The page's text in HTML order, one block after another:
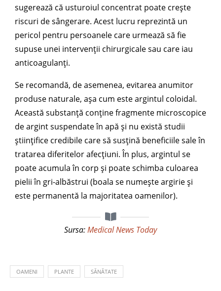
sugerează că usturoiul concentrat poate crește
riscuri de sângerare. Acest lucru reprezintă un
pericol pentru persoanele care urmează să fie
supuse unei intervenții chirurgicale sau care iau
anticoagulanți.
Se recomandă, de asemenea, evitarea anumitor
produse naturale, așa cum este argintul coloidal.
Această substanță conține fragmente microscopice
de argint suspendate în apă și nu există studii
științifice credibile care să susțină beneficiile sale în
tratarea diferitelor afecțiuni. În plus, argintul se
poate acumula în corp și poate schimba culoarea
pielii în gri-albăstrui (boala se numește argirie și
este permanentă la majoritatea oamenilor).
Sursa:Medical News Today
OAMENI PLANTE SĂNĂTATE